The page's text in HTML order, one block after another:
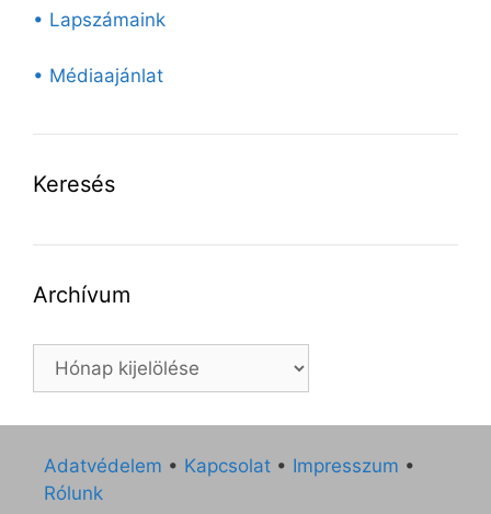
• Lapszámaink
• Médiaajánlat
Keresés
Archívum
Archívum
Adatvédelem • Kapcsolat • Impresszum •
Rólunk